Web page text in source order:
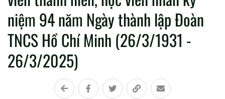
niệm 94 năm Ngày thành lập Đoàn
TNCS Hồ Chí Minh (26/3/1931 -
26/3/2025)